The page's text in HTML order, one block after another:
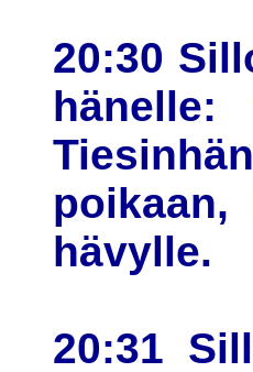
20:30
hävylle.
20:31